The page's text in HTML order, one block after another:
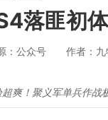
S4落匪
：公众号 作者：
爽！聚义军单兵作